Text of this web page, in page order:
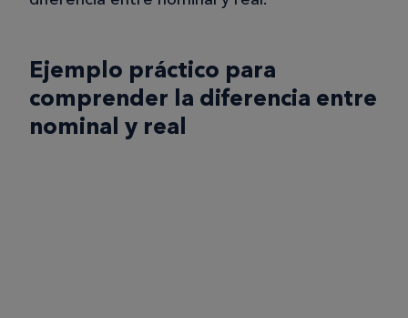
Ejemplo práctico para
comprender la diferencia entre
nominal y real